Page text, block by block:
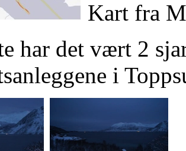
Kart fra
har det vært 2
i